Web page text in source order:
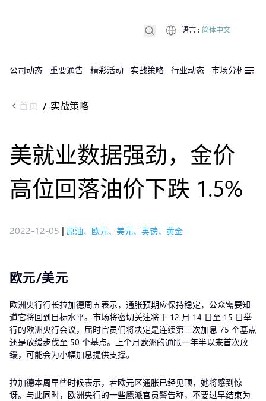
公司动态 重要通告 精彩活动 实战策略 行业动态 市场分析
语言 : 简体中文
首页 / 实战策略
美就业数据强劲，金价
高位回落油价下跌 1.5%
2022-12-05 | 原油、欧元、美元、英镑、黄金
欧元/美元
欧洲央行行长拉加德周五表示，通胀预期应保持稳定，公众需要知
道它将回到目标水平。市场将密切关注将于 12 月 14 日至 15 日举
行的欧洲央行会议，届时官员们将决定是连续第三次加息 75 个基点
还是放缓步伐至 50 个基点。上个月欧洲的通胀一年半以来首次放
缓，可能会为小幅加息提供支撑。
拉加德本周早些时候表示，若欧元区通胀已经见顶，她将感到惊
讶。与此同时，欧洲央行的一些鹰派官员警告称，不要过早结束为